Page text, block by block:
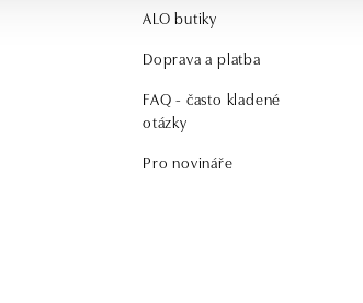
ALO butiky
Doprava a platba
FAQ - často kladené
otázky
Pro novináře